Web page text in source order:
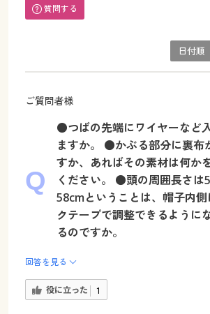
質問する
日付順
ご質問者様
●つばの先端にワイヤーなど
ますか。 ●かぶる部分に裏布
すか、あればその素材は何か
ください。 ●頭の周囲長さは
58cmということは、帽子内側
クテープで調整できるように
るのですか。
回答を見る
役に立った 1